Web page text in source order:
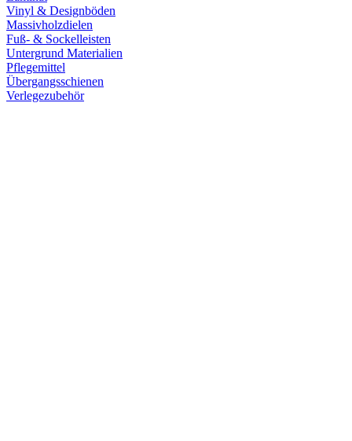
Vinyl & Designböden
Massivholzdielen
Fuß- & Sockelleisten
Untergrund Materialien
Pflegemittel
Übergangsschienen
Verlegezubehör